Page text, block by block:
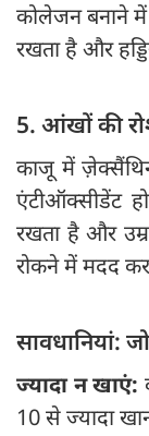
कोलेजन बनाने
रखता है और
5. आंखों की
काजू में
एंटीऑक्सीडेंट
रखता है और
रोकने में मदद
सावधानियां:
ज्यादा न खाएं:
10 से ज्यादा